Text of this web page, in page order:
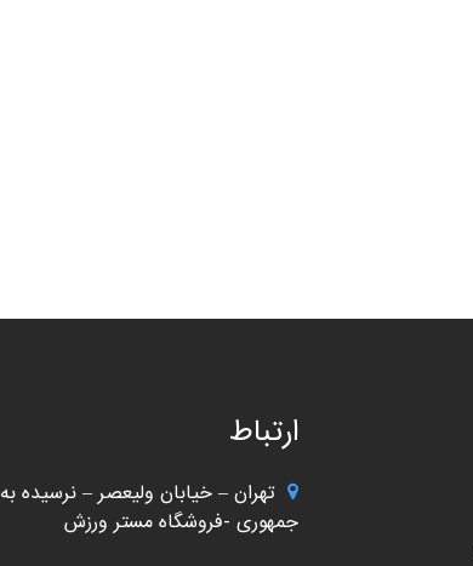
ارتباط
تهران – خیابان ولیعصر – نرسیده به
جمهوری -فروشگاه مستر ورزش